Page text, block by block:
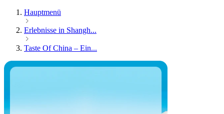
Hauptmenü
Erlebnisse in Shangh...
Taste Of China – Ein...